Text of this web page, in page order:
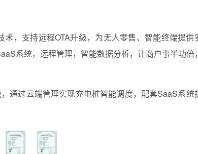
，支持远程OTA升级，为无人零售、智能终端提供
系统，远程管理，智能数据分析，让商户事半功倍
通过云端管理实现充电桩智能调度，配套SaaS系统